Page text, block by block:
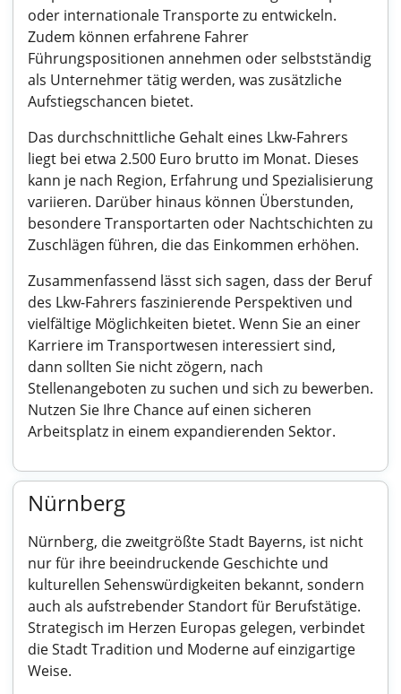
oder internationale Transporte zu entwickeln.
Zudem können erfahrene Fahrer
Führungspositionen annehmen oder selbstständig
als Unternehmer tätig werden, was zusätzliche
Aufstiegschancen bietet.
Das durchschnittliche Gehalt eines Lkw-Fahrers
liegt bei etwa 2.500 Euro brutto im Monat. Dieses
kann je nach Region, Erfahrung und Spezialisierung
variieren. Darüber hinaus können Überstunden,
besondere Transportarten oder Nachtschichten zu
Zuschlägen führen, die das Einkommen erhöhen.
Zusammenfassend lässt sich sagen, dass der Beruf
des Lkw-Fahrers faszinierende Perspektiven und
vielfältige Möglichkeiten bietet. Wenn Sie an einer
Karriere im Transportwesen interessiert sind,
dann sollten Sie nicht zögern, nach
Stellenangeboten zu suchen und sich zu bewerben.
Nutzen Sie Ihre Chance auf einen sicheren
Arbeitsplatz in einem expandierenden Sektor.
Nürnberg
Nürnberg, die zweitgrößte Stadt Bayerns, ist nicht
nur für ihre beeindruckende Geschichte und
kulturellen Sehenswürdigkeiten bekannt, sondern
auch als aufstrebender Standort für Berufstätige.
Strategisch im Herzen Europas gelegen, verbindet
die Stadt Tradition und Moderne auf einzigartige
Weise.